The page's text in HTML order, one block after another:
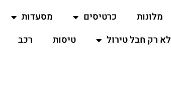
מלונות כרטיסים מסעדות
לא רק חבל טירול
טיסות רכב